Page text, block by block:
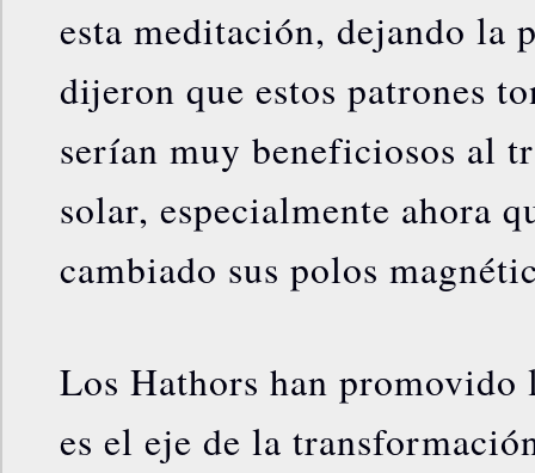
esta meditación, dejando la
dijeron que estos patrones
serían muy beneficiosos al
solar, especialmente ahora
cambiado sus polos
Los Hathors han promovido
es el eje de la